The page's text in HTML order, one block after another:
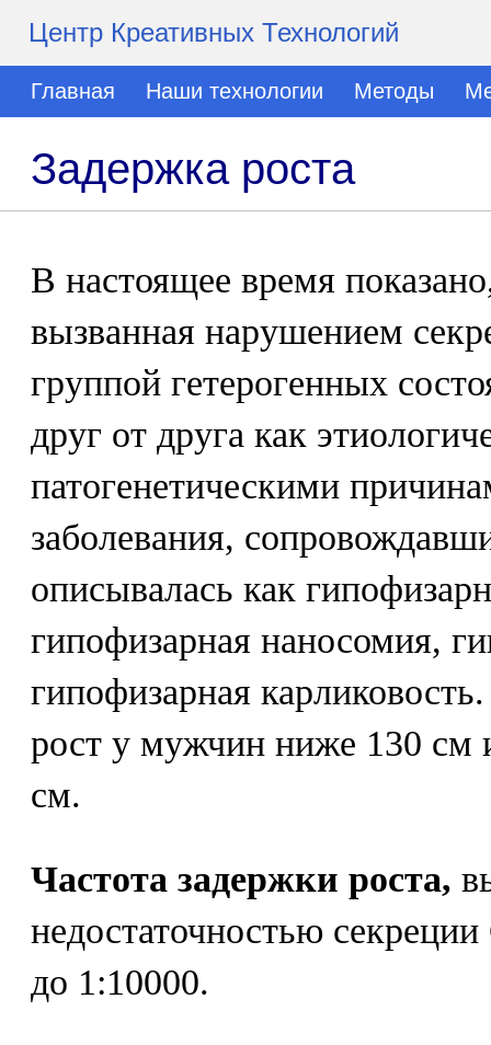
Центр Креативных Технологий
Главная Наши технологии Методы
Задержка роста
В настоящее время
вызванная нарушением
группой гетерогенных
друг от друга как
патогенетическими
заболевания,
описывалась как
гипофизарная наносомия,
гипофизарная
рост у мужчин ниже 130 см
см.
Частота задержки роста,
недостаточностью
до 1:10000.